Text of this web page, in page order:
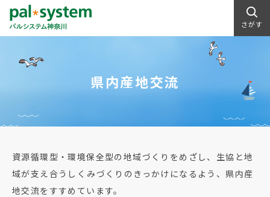
さがす
県内産地交流
資源循環型・環境保全型の地域づくりをめざし、生協と地
域が支え合うしくみづくりのきっかけになるよう、県内産
地交流をすすめています。